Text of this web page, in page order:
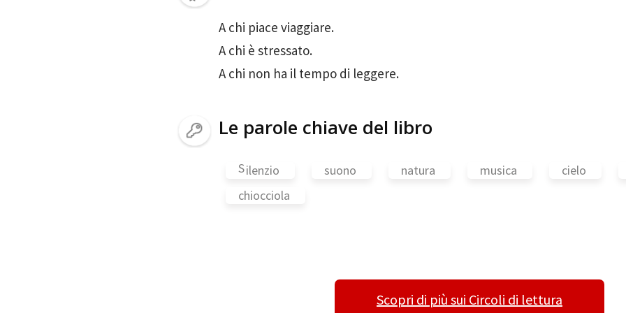
A chi piace viaggiare.
A chi è stressato.
A chi non ha il tempo di leggere.
Le parole chiave del libro
Silenzio suono natura musica
cielo
chiocciola
Scopri di più sui Circoli di lettura